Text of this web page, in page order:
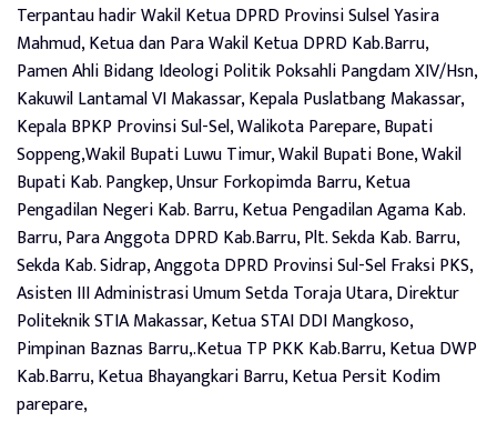
Terpantau hadir Wakil Ketua DPRD Provinsi Sulsel Yasira
Mahmud, Ketua dan Para Wakil Ketua DPRD Kab.Barru,
Pamen Ahli Bidang Ideologi Politik Poksahli Pangdam XIV/Hsn,
Kakuwil Lantamal VI Makassar, Kepala Puslatbang Makassar,
Kepala BPKP Provinsi Sul-Sel, Walikota Parepare, Bupati
Soppeng,Wakil Bupati Luwu Timur, Wakil Bupati Bone, Wakil
Bupati Kab. Pangkep, Unsur Forkopimda Barru, Ketua
Pengadilan Negeri Kab. Barru, Ketua Pengadilan Agama Kab.
Barru, Para Anggota DPRD Kab.Barru, Plt. Sekda Kab. Barru,
Sekda Kab. Sidrap, Anggota DPRD Provinsi Sul-Sel Fraksi PKS,
Asisten III Administrasi Umum Setda Toraja Utara, Direktur
Politeknik STIA Makassar, Ketua STAI DDI Mangkoso,
Pimpinan Baznas Barru,.Ketua TP PKK Kab.Barru, Ketua DWP
Kab.Barru, Ketua Bhayangkari Barru, Ketua Persit Kodim
parepare,